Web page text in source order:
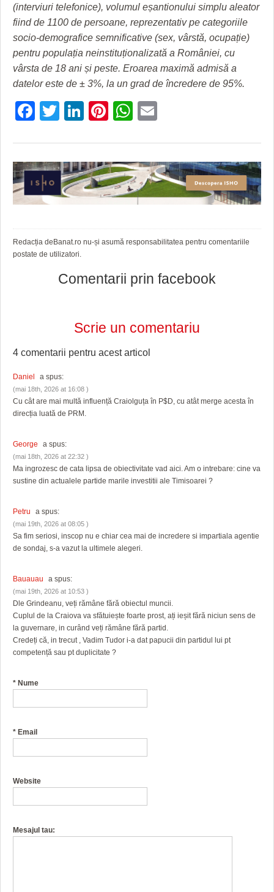
(interviuri telefonice), volumul eșantionului simplu aleator
fiind de 1100 de persoane, reprezentativ pe categoriile
socio-demografice semnificative (sex, vârstă, ocupație)
pentru populația neinstituționalizată a României, cu
vârsta de 18 ani și peste. Eroarea maximă admisă a
datelor este de ± 3%, la un grad de încredere de 95%.
Facebook
Twitter
LinkedIn
Pinterest
WhatsApp
Redacția deBanat.ro nu-și asumă responsabilitatea pentru comentariile
postate de utilizatori.
Comentarii prin facebook
Scrie un comentariu
4 comentarii pentru acest articol
Daniel a spus:
(mai 18th, 2026 at 16:08 )
Cu cât are mai multă influență Craiolguța în P$D, cu atât merge acesta în
direcția luată de PRM.
George a spus:
(mai 18th, 2026 at 22:32 )
Ma ingrozesc de cata lipsa de obiectivitate vad aici. Am o intrebare: cine va
sustine din actualele partide marile investitii ale Timisoarei ?
Petru a spus:
(mai 19th, 2026 at 08:05 )
Sa fim seriosi, inscop nu e chiar cea mai de incredere si impartiala agentie
de sondaj, s-a vazut la ultimele alegeri.
Bauauau a spus:
(mai 19th, 2026 at 10:53 )
Dle Grindeanu, veți rămâne fără obiectul muncii.
Cuplul de la Craiova va sfătuiește foarte prost, ați ieșit fără niciun sens de
la guvernare, in curând veți rămâne fără partid.
Credeți că, in trecut , Vadim Tudor i-a dat papucii din partidul lui pt
competență sau pt duplicitate ?
* Nume
* Email
Website
Mesajul tau: